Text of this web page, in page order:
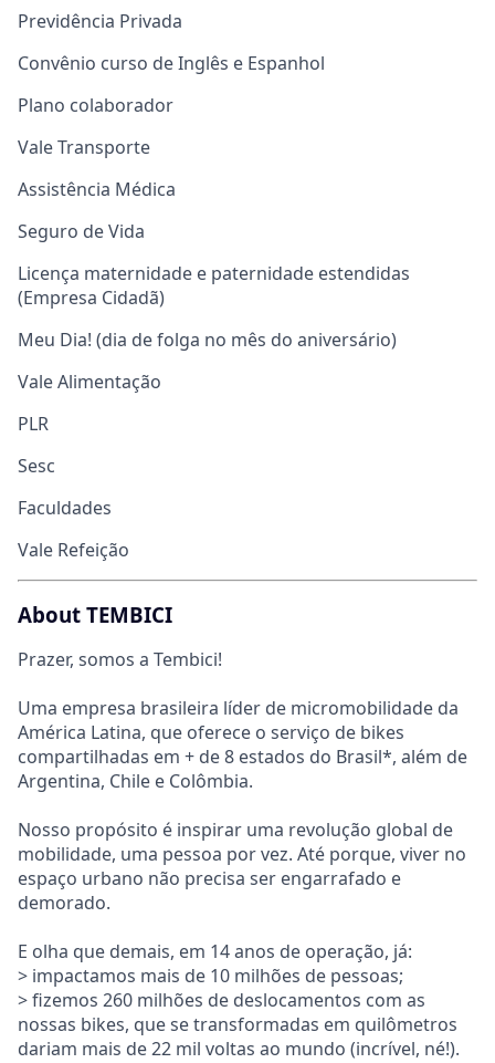
Previdência Privada
Convênio curso de Inglês e Espanhol
Plano colaborador
Vale Transporte
Assistência Médica
Seguro de Vida
Licença maternidade e paternidade estendidas
(Empresa Cidadã)
Meu Dia! (dia de folga no mês do aniversário)
Vale Alimentação
PLR
Sesc
Faculdades
Vale Refeição
About TEMBICI
Prazer, somos a Tembici!
Uma empresa brasileira líder de micromobilidade da
América Latina, que oferece o serviço de bikes
compartilhadas em + de 8 estados do Brasil*, além de
Argentina, Chile e Colômbia.
Nosso propósito é inspirar uma revolução global de
mobilidade, uma pessoa por vez. Até porque, viver no
espaço urbano não precisa ser engarrafado e
demorado.
E olha que demais, em 14 anos de operação, já:
> impactamos mais de 10 milhões de pessoas;
> fizemos 260 milhões de deslocamentos com as
nossas bikes, que se transformadas em quilômetros
dariam mais de 22 mil voltas ao mundo (incrível, né!).